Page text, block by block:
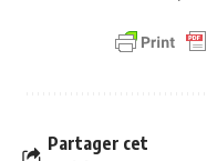
Partager cet